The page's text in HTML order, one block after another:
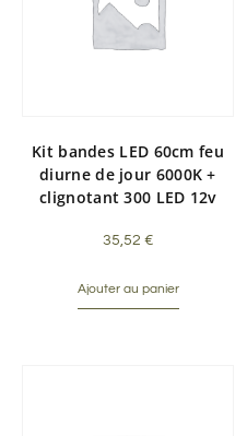
Kit bandes LED 60cm feu
diurne de jour 6000K +
clignotant 300 LED 12v
35,52 €
Ajouter au panier